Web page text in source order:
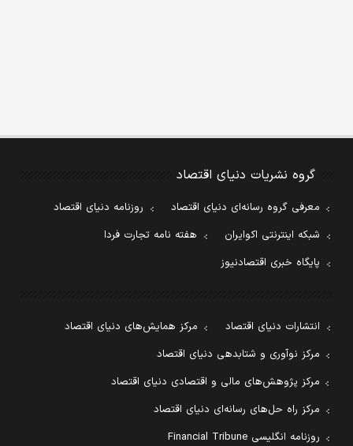
گروه نشریات دنیای اقتصاد
معرفی گروه رسانه‌ای دنیای اقتصاد
روزنامه دنیای اقتصاد
شبکه اینترنتی اکوایران
هفته نامه تجارت فردا
پایگاه خبری اقتصادنیوز
انتشارات دنیای اقتصاد
مرکز همایش‌های دنیای اقتصاد
مرکز نوآوری و شتابدهی دنیای اقتصاد
مرکز پژوهش‌های مالی و اقتصادی دنیای اقتصاد
مرکز راه حل‌های رسانه‌ای دنیای اقتصاد
روزنامه انگلیسی Financial Tribune